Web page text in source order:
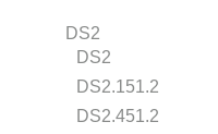
DS2
DS2
DS2.151.2
DS2.451.2